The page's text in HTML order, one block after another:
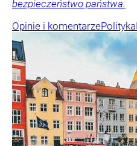
bezpieczeństwo państwa.
Opinie i komentarzePolityka